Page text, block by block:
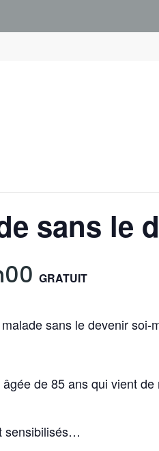
sans le
GRATUIT
sans le devenir soi-
de 85 ans qui vient
sensibilisés…